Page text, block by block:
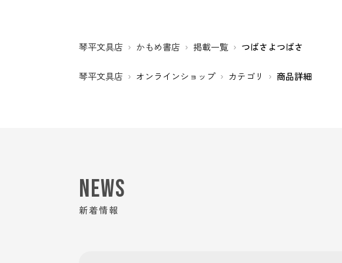
琴平文具店 かもめ書店 掲載一覧 つばさよつばさ
琴平文具店 オンラインショップ カテゴリ 商品詳細
NEWS
新着情報